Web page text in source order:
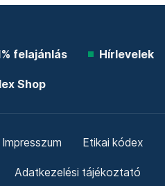
felajánlás Hírlevelek
Shop
Impresszum Etikai kódex
Adatkezelési tájékoztató